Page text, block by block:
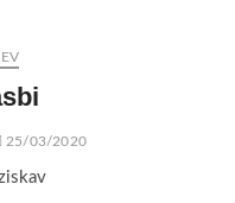
25/03/2020